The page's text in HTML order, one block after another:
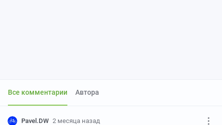
Все комментарии Автора
Pavel.DW 2 месяца назад